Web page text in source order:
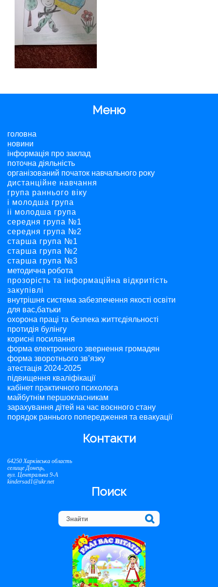
Меню
головна
новини
інформація про заклад
поточна діяльність
організований початок навчального року
дистанційне навчання
група раннього віку
і молодша група
ii молодша група
середня група №1
середня група №2
старша група №1
старша група №2
старша група №3
методична робота
прозорість та інформаційна відкритість
закупівлі
внутрішня система забезпечення якості освіти
для вас,батьки
охорона праці та безпека життєдіяльності
протидія булінгу
корисні посилання
форма електронного звернення громадян
форма зворотнього зв’язку
атестація 2024-2025
підвищення кваліфікації
кабінет практичного психолога
майбутнім першокласникам
зарахування дітей на час воєнного стану
порядок раннього попередження та евакуації
Контакти
64250 Харківська область
селище Донець,
вул. Центральна 9-А
kindersad1@ukr.net
Поиск